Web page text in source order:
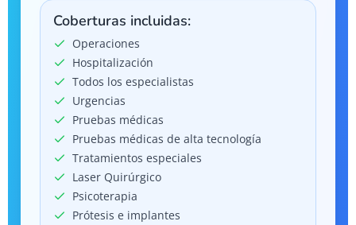
Coberturas incluidas:
Operaciones
Hospitalización
Todos los especialistas
Urgencias
Pruebas médicas
Pruebas médicas de alta tecnología
Tratamientos especiales
Laser Quirúrgico
Psicoterapia
Prótesis e implantes